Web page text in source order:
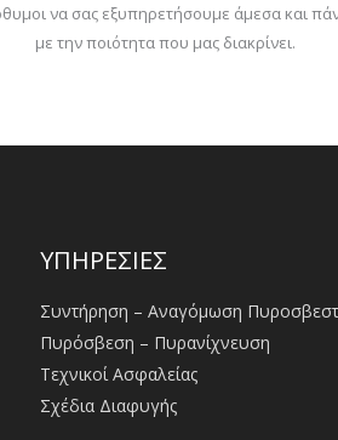
να σας εξυπηρετήσουμε άμεσα και
με την ποιότητα που μας διακρίνει.
ΥΠΗΡΕΣΙΕΣ
Συντήρηση – Αναγόμωση
Πυρόσβεση – Πυρανίχνευση
Τεχνικοί Ασφαλείας
Σχέδια Διαφυγής